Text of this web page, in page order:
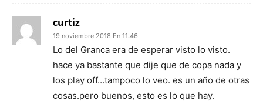
curtiz
19 noviembre 2018 En 11:46
Lo del Granca era de esperar visto lo visto.
hace ya bastante que dije que de copa nada y
los play off…tampoco lo veo. es un año de otras
cosas.pero buenos, esto es lo que hay.